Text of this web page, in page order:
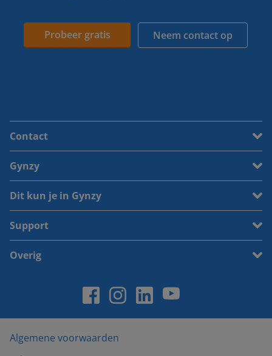
Probeer gratis Neem contact op
Contact
Gynzy
Dit kun je in Gynzy
Support
Overig
Algemene voorwaarden